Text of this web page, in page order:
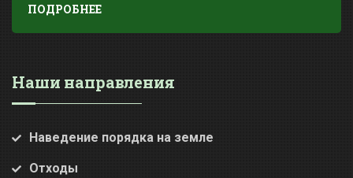
ПОДРОБНЕЕ
Наши направления
Наведение порядка на земле
Отходы